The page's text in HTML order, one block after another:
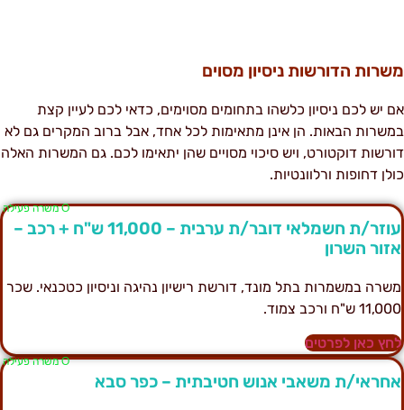
הדורשות ניסיון מסוים
יש לכם ניסיון כלשהו בתחומים מסוימים, כדאי לכם לעיין קצת
הבאות. הן אינן מתאימות לכל אחד, אבל ברוב המקרים גם לא
דוקטורט, ויש סיכוי מסויים שהן יתאימו לכם. גם המשרות האלה
דחופות ורלוונטיות.
Ο משרה פעילה
עוזר/ת חשמלאי דובר/ת ערבית – 11,000 ש"ח + רכב –
השרון
במשמרות בתל מונד, דורשת רישיון נהיגה וניסיון כטכנאי. שכר
ש"ח ורכב צמוד.
כאן לפרטים
Ο משרה פעילה
ת משאבי אנוש חטיבתית – כפר סבא